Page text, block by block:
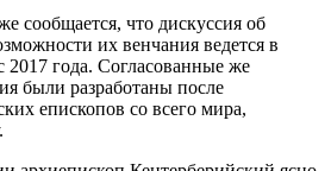
сообщается, что дискуссия об
их венчания ведется в
года. Согласованные же
были разработаны после
епископов со всего мира,